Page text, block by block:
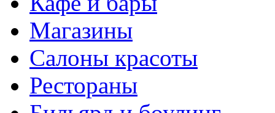
Магазины
Салоны красоты
Рестораны